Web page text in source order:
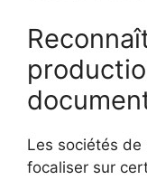
Les sociétés
focaliser sur